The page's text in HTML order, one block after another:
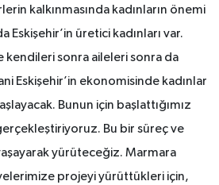
kalkınmasında kadınların önemi
Eskişehir’in üretici kadınları var.
kendileri sonra aileleri sonra da
Eskişehir’in ekonomisinde kadınlar
Bunun için başlattığımız
Bu bir süreç ve
yürüteceğiz. Marmara
projeyi yürüttükleri için,